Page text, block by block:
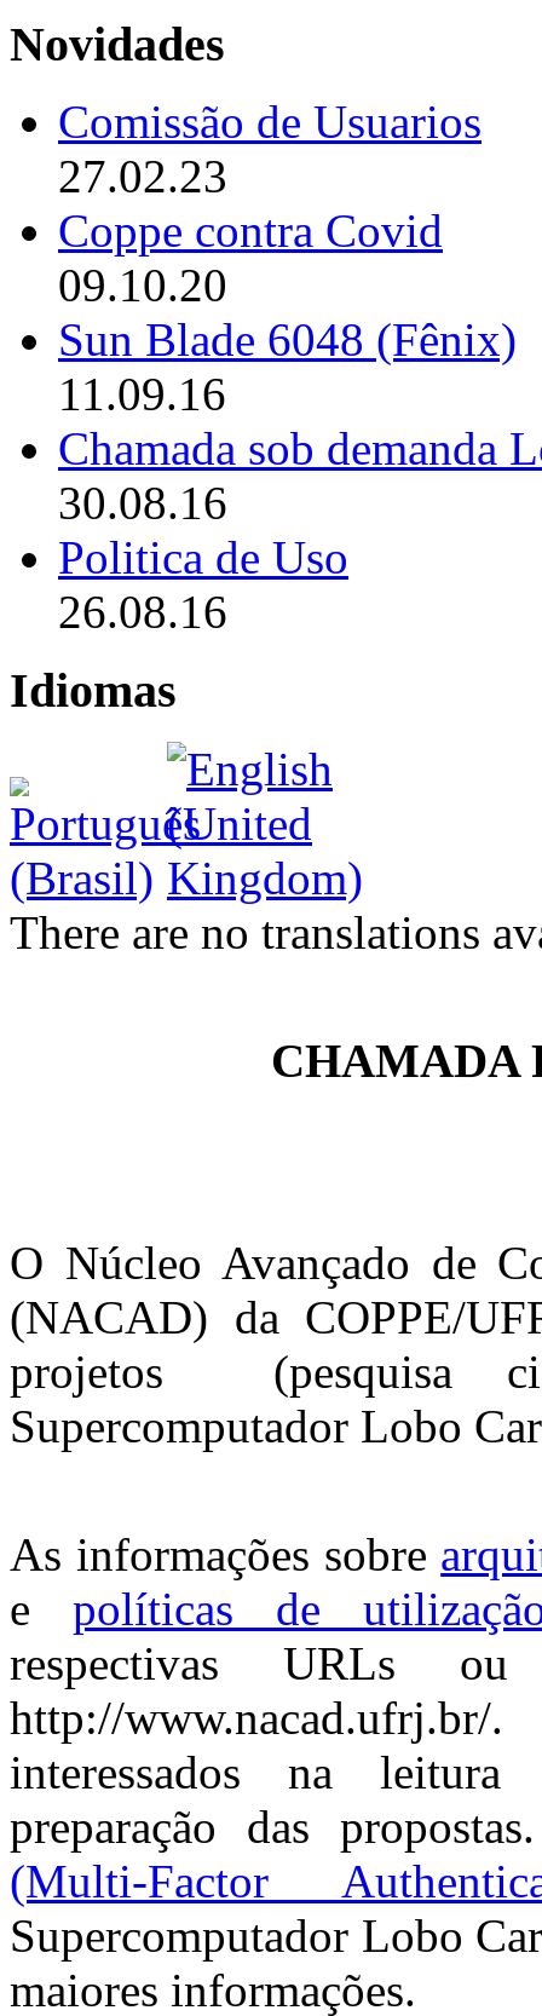
Novidades
Comissão de Usuarios
27.02.23
Coppe contra Covid
09.10.20
Sun Blade 6048 (Fênix)
11.09.16
Chamada sob demanda
30.08.16
Politica de Uso
26.08.16
Idiomas
There are no translations
CHAMADA
O Núcleo Avançado de
(NACAD) da COPPE/
projetos (pesquisa
Supercomputador Lobo
As informações sobre
epolíticas de
respectivas URLs
http://
interessados na leitura
preparação das
(Multi-Factor
Supercomputador Lobo
maiores informações.